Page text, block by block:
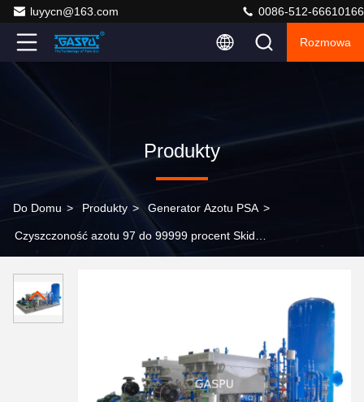
luyycn@163.com 0086-512-66610166
Rozmowa
Produkty
Do Domu > Produkty > Generator Azotu PSA >
Czyszczoność azotu 97 do 99999 procent Skid
zastosowania przemysłowe